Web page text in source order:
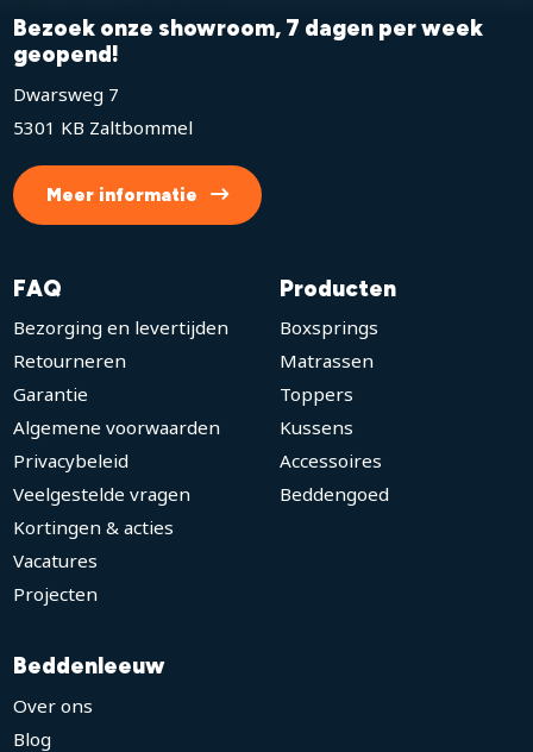
Bezoek onze showroom, 7 dagen per week
geopend!
Dwarsweg 7
5301 KB Zaltbommel
Meer informatie
FAQ
Bezorging en levertijden
Retourneren
Garantie
Algemene voorwaarden
Privacybeleid
Veelgestelde vragen
Kortingen & acties
Vacatures
Projecten
Producten
Boxsprings
Matrassen
Toppers
Kussens
Accessoires
Beddengoed
Beddenleeuw
Over ons
Blog